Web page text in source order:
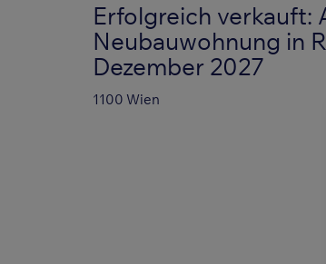
Erfolgreich verkauft:
Neubauwohnung in
Dezember 2027
1100 Wien